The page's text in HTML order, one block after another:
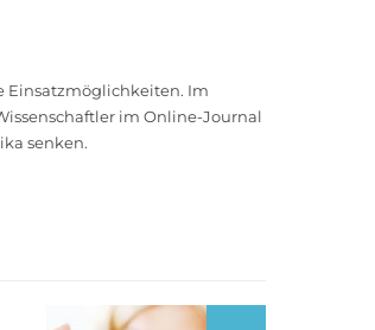
Einsatzmöglichkeiten. Im
im Online-Journal
senken.